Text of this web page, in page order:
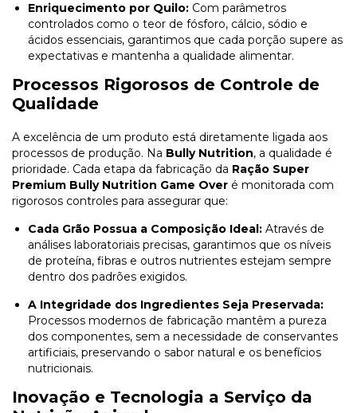
Enriquecimento por Quilo: Com parâmetros
controlados como o teor de fósforo, cálcio, sódio e
ácidos essenciais, garantimos que cada porção supere as
expectativas e mantenha a qualidade alimentar.
Processos Rigorosos de Controle de
Qualidade
A excelência de um produto está diretamente ligada aos
processos de produção. Na Bully Nutrition, a qualidade é
prioridade. Cada etapa da fabricação da Ração Super
Premium Bully Nutrition Game Over é monitorada com
rigorosos controles para assegurar que:
Cada Grão Possua a Composição Ideal: Através de
análises laboratoriais precisas, garantimos que os níveis
de proteína, fibras e outros nutrientes estejam sempre
dentro dos padrões exigidos.
A Integridade dos Ingredientes Seja Preservada:
Processos modernos de fabricação mantêm a pureza
dos componentes, sem a necessidade de conservantes
artificiais, preservando o sabor natural e os benefícios
nutricionais.
Inovação e Tecnologia a Serviço da